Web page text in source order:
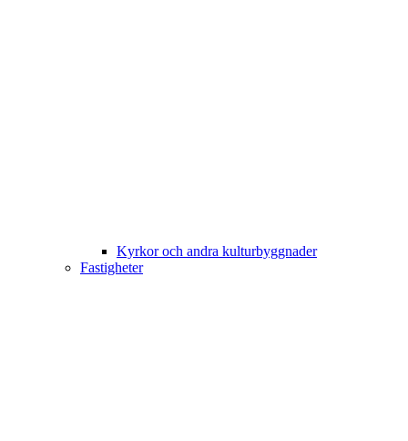
Kyrkor och andra kulturbyggnader
Fastigheter